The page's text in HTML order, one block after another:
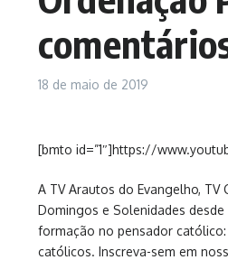
18 de maio de 2019
[bmto id=”1″]https://
A TV Arautos do Evangelho,
Domingos e Solenidades
formação no pensador
católicos. Inscreva-sem em